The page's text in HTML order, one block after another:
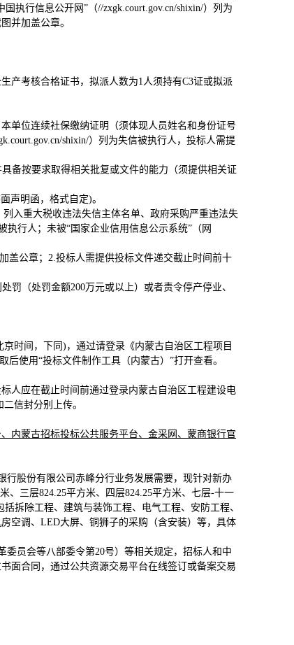
执行信息公开网”（//zxgk.court.gov.cn/shixin/）列为
并加盖公章。
产考核合格证书，拟派人数为1人须持有C3证或拟派
位连续社保缴纳证明（须体现人员姓名和身份证号
shixin/）列为失信被执行人，投标人需提
备按要求取得相关批复或文件的能力（须提供相关证
声明函，格式自定)。
列入重大税收违法失信主体名单、政府采购严重违法失
执行人；未被“国家企业信用信息公示系统”（网
盖公章；2.投标人需提供投标文件递交截止时间前十
罚（处罚金额200万元或以上）或者责令停产停业、
京时间，下同)，通过请登录《内蒙古自治区工程项目
后使用“投标文件制作工具（内蒙古）”打开查看。
标人应在截止时间前通过登录内蒙古自治区工程建设电
信封分别上传。
内蒙古招标投标公共服务平台、金采网、蒙商银行官
行股份有限公司赤峰分行业务发展需要，现针对新办
、三层824.25平方米、四层824.25平方米、七层-十一
拆除工程、建筑与装饰工程、电气工程、安防工程、
空调、LED大屏、铜狮子的采购（含安装）等，具体
员会等八部委令第20号）等相关规定，招标人和中
面合同，通过公共资源交易平台在线签订或备案交易